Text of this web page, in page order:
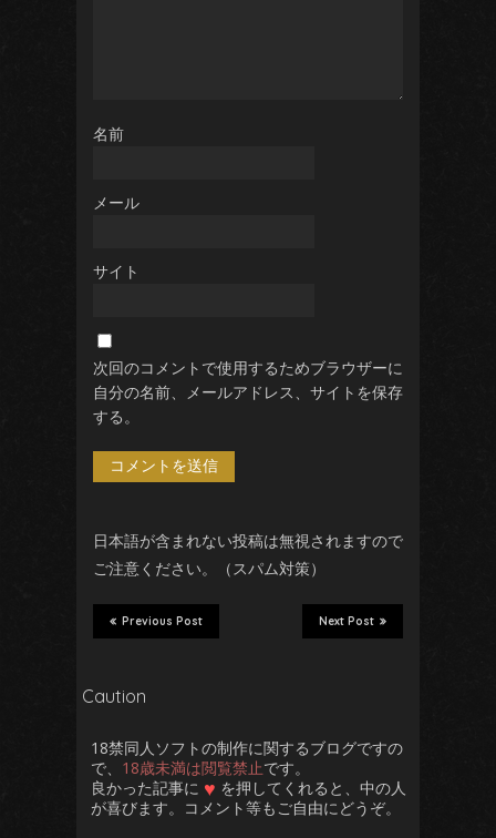
名前
メール
サイト
次回のコメントで使用するためブラウザーに
自分の名前、メールアドレス、サイトを保存
する。
日本語が含まれない投稿は無視されますので
ご注意ください。（スパム対策）
Next Post
Previous Post
Caution
18禁同人ソフトの制作に関するブログですの
で、 18歳未満は閲覧禁止です。
良かった記事に ♥ を押してくれると、中の人
が喜びます。コメント等もご自由にどうぞ。